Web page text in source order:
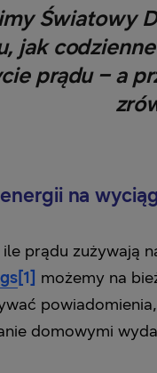
Światowy
jak
prądu – a
na
prądu zużywają
[1] możemy na
domowymi